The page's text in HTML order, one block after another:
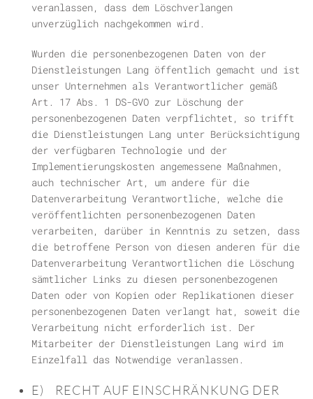
veranlassen, dass dem Löschverlangen
unverzüglich nachgekommen wird.
Wurden die personenbezogenen Daten von der
Dienstleistungen Lang öffentlich gemacht und ist
unser Unternehmen als Verantwortlicher gemäß
Art. 17 Abs. 1 DS-GVO zur Löschung der
personenbezogenen Daten verpflichtet, so trifft
die Dienstleistungen Lang unter Berücksichtigung
der verfügbaren Technologie und der
Implementierungskosten angemessene Maßnahmen,
auch technischer Art, um andere für die
Datenverarbeitung Verantwortliche, welche die
veröffentlichten personenbezogenen Daten
verarbeiten, darüber in Kenntnis zu setzen, dass
die betroffene Person von diesen anderen für die
Datenverarbeitung Verantwortlichen die Löschung
sämtlicher Links zu diesen personenbezogenen
Daten oder von Kopien oder Replikationen dieser
personenbezogenen Daten verlangt hat, soweit die
Verarbeitung nicht erforderlich ist. Der
Mitarbeiter der Dienstleistungen Lang wird im
Einzelfall das Notwendige veranlassen.
E) RECHT AUF EINSCHRÄNKUNG DER